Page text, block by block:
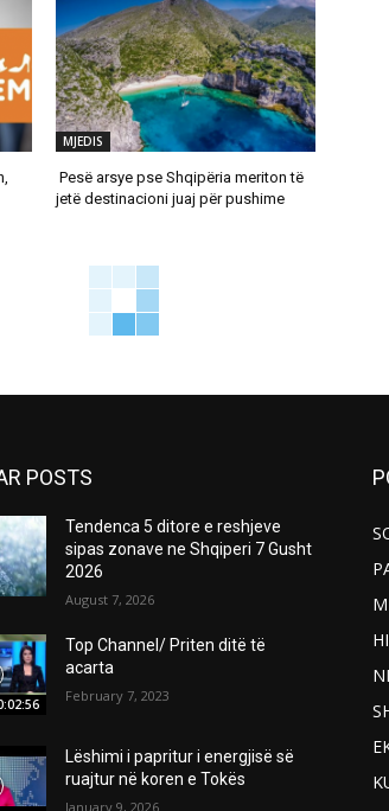
MJEDIS
Pesë arsye pse Shqipëria meriton të
jetë destinacioni juaj për pushime
POSTS
Tendenca 5 ditore e reshjeve
sipas zonave ne Shqiperi 7 Gusht
2026
August 7, 2026
Top Channel/ Priten ditë të
acarta
February 7, 2023
Lëshimi i papritur i energjisë së
ruajtur në koren e Tokës
January 9, 2026